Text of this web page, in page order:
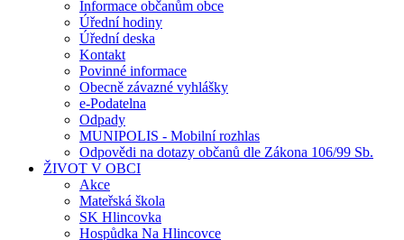
Informace občanům obce
Úřední hodiny
Úřední deska
Kontakt
Povinné informace
Obecně závazné vyhlášky
e-Podatelna
Odpady
MUNIPOLIS - Mobilní rozhlas
Odpovědi na dotazy občanů dle Zákona 106/99 Sb.
ŽIVOT V OBCI
Akce
Mateřská škola
SK Hlincovka
Hospůdka Na Hlincovce